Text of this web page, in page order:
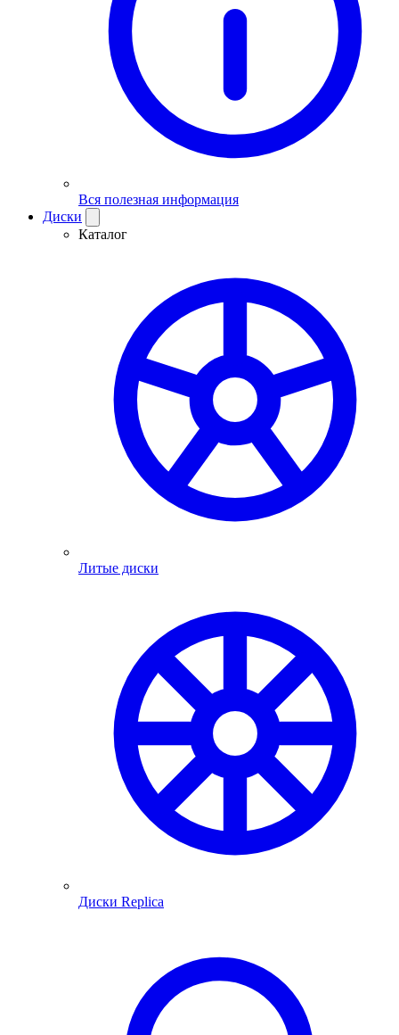
Вся полезная информация
Диски
Каталог
Литые диски
Диски Replica